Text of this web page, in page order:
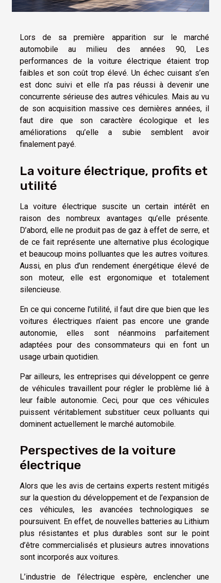
Lors de sa première apparition sur le marché
automobile au milieu des années 90, Les
performances de la voiture électrique étaient trop
faibles et son coût trop élevé. Un échec cuisant s’en
est donc suivi et elle n’a pas réussi à devenir une
concurrente sérieuse des autres véhicules. Mais au vu
de son acquisition massive ces dernières années, il
faut dire que son caractère écologique et les
améliorations qu’elle a subie semblent avoir
finalement payé.
La voiture électrique, profits et
utilité
La voiture électrique suscite un certain intérêt en
raison des nombreux avantages qu’elle présente.
D’abord, elle ne produit pas de gaz à effet de serre, et
de ce fait représente une alternative plus écologique
et beaucoup moins polluantes que les autres voitures.
Aussi, en plus d’un rendement énergétique élevé de
son moteur, elle est ergonomique et totalement
silencieuse.
En ce qui concerne l’utilité, il faut dire que bien que les
voitures électriques n’aient pas encore une grande
autonomie, elles sont néanmoins parfaitement
adaptées pour des consommateurs qui en font un
usage urbain quotidien.
Par ailleurs, les entreprises qui développent ce genre
de véhicules travaillent pour régler le problème lié à
leur faible autonomie. Ceci, pour que ces véhicules
puissent véritablement substituer ceux polluants qui
dominent actuellement le marché automobile.
Perspectives de la voiture
électrique
Alors que les avis de certains experts restent mitigés
sur la question du développement et de l’expansion de
ces véhicules, les avancées technologiques se
poursuivent. En effet, de nouvelles batteries au Lithium
plus résistantes et plus durables sont sur le point
d’être commercialisés et plusieurs autres innovations
sont incorporés aux voitures.
L’industrie de l’électrique espère, enclencher une